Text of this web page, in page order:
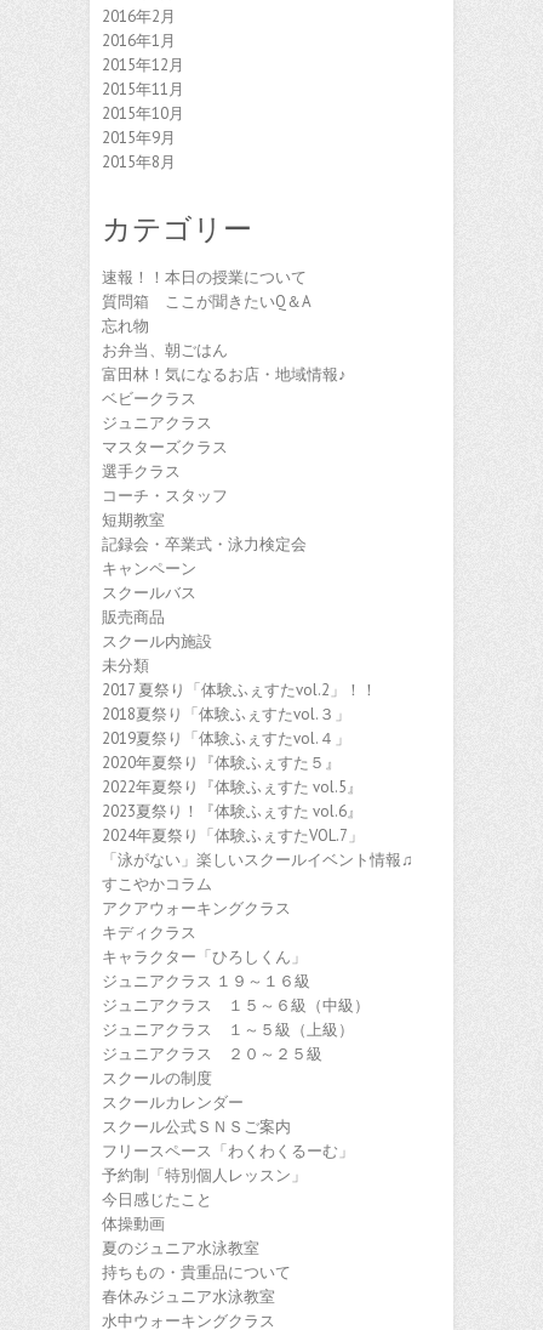
2016年2月
2016年1月
2015年12月
2015年11月
2015年10月
2015年9月
2015年8月
カテゴリー
速報！！本日の授業について
質問箱 ここが聞きたいQ＆A
忘れ物
お弁当、朝ごはん
富田林！気になるお店・地域情報♪
ベビークラス
ジュニアクラス
マスターズクラス
選手クラス
コーチ・スタッフ
短期教室
記録会・卒業式・泳力検定会
キャンペーン
スクールバス
販売商品
スクール内施設
未分類
2017 夏祭り「体験ふぇすたvol.2」！！
2018夏祭り「体験ふぇすたvol.３」
2019夏祭り「体験ふぇすたvol.４」
2020年夏祭り『体験ふぇすた５』
2022年夏祭り『体験ふぇすた vol.5』
2023夏祭り！『体験ふぇすた vol.6』
2024年夏祭り「体験ふぇすたVOL.7」
「泳がない」楽しいスクールイベント情報♫
すこやかコラム
アクアウォーキングクラス
キディクラス
キャラクター「ひろしくん」
ジュニアクラス １９～１６級
ジュニアクラス １５～６級（中級）
ジュニアクラス １～５級（上級）
ジュニアクラス ２０～２５級
スクールの制度
スクールカレンダー
スクール公式ＳＮＳご案内
フリースペース「わくわくるーむ」
予約制「特別個人レッスン」
今日感じたこと
体操動画
夏のジュニア水泳教室
持ちもの・貴重品について
春休みジュニア水泳教室
水中ウォーキングクラス